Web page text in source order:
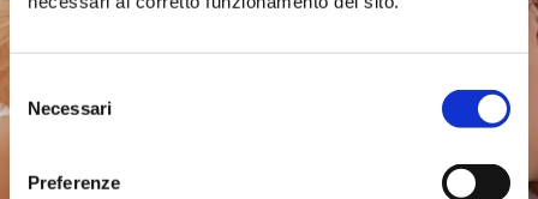
delNecessari
Preferenze